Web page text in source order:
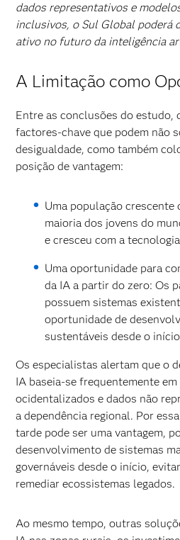
dados representativos e
inclusivos, o Sul Global poderá
ativo no futuro da inteligência
A Limitação como
Entre as conclusões do estudo,
factores-chave que podem não
desigualdade, como também
posição de vantagem:
Uma população crescente
maioria dos jovens do
e cresceu com a
Uma oportunidade para
da IA ​​a partir do zero: Os
possuem sistemas
oportunidade de
sustentáveis ​​desde o
Os especialistas alertam que o
IA ​​baseia-se frequentemente
ocidentalizados e dados não
a dependência regional. Por
tarde pode ser uma vantagem,
desenvolvimento de sistemas
governáveis ​​​​desde o início,
remediar ecossistemas legados.
Ao mesmo tempo, outras